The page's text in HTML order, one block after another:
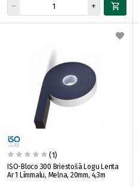
(1)
ISO-Bloco 300 Briestošā Logu Lenta
Ar 1 Līmmalu, Melna, 20mm, 4,3m